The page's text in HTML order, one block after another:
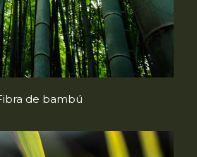
de bambú